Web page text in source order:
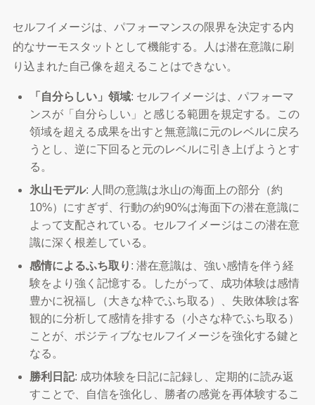
セルフイメージは、パフォーマンスの限界を決定する内
的なサーモスタットとして機能する。人は潜在意識に刷
り込まれた自己像を超えることはできない。
「自分らしい」領域: セルフイメージは、パフォーマ
ンスが「自分らしい」と感じる範囲を規定する。この
領域を超える成果を出すと無意識に元のレベルに戻ろ
うとし、逆に下回ると元のレベルに引き上げようとす
る。
氷山モデル: 人間の意識は氷山の海面上の部分（約
10%）にすぎず、行動の約90%は海面下の潜在意識に
よって支配されている。セルフイメージはこの潜在意
識に深く根差している。
感情によるふち取り : 潜在意識は、強い感情を伴う経
験をより強く記憶する。したがって、成功体験は感情
豊かに祝福し（大きな枠でふち取る）、失敗体験は客
観的に分析して感情を排する（小さな枠でふち取る）
ことが、ポジティブなセルフイメージを強化する鍵と
なる。
勝利日記: 成功体験を日記に記録し、定期的に読み返
すことで、自信を強化し、勝者の感覚を再体験するこ